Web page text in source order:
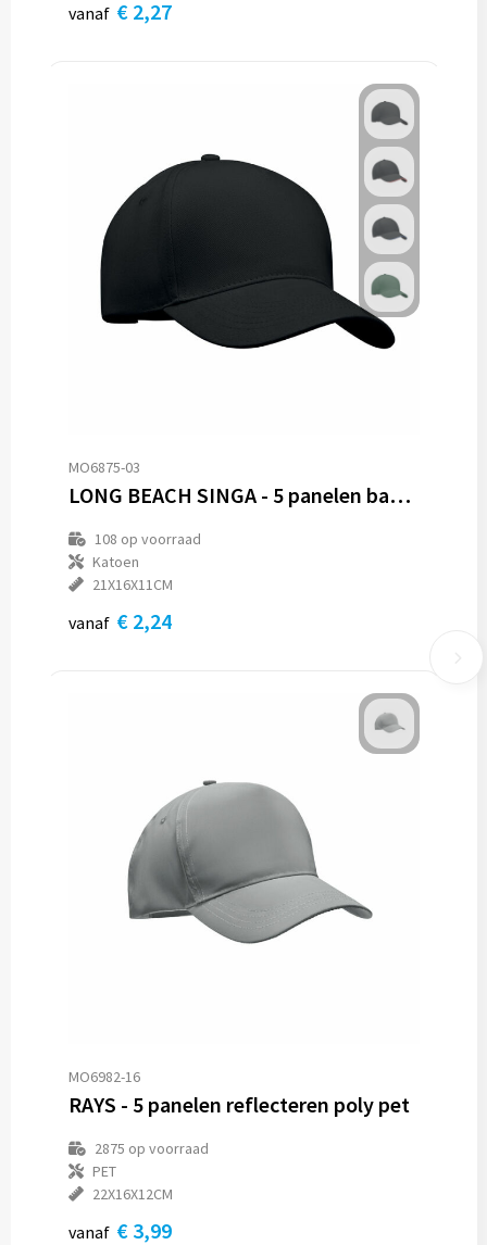
vanaf € 2,27
MO6875-03
LONG BEACH SINGA - 5 panelen baseballpet 260g/m²
108 op voorraad
Katoen
21X16X11CM
vanaf € 2,24
MO6982-16
RAYS - 5 panelen reflecteren poly pet
2875 op voorraad
PET
22X16X12CM
vanaf € 3,99